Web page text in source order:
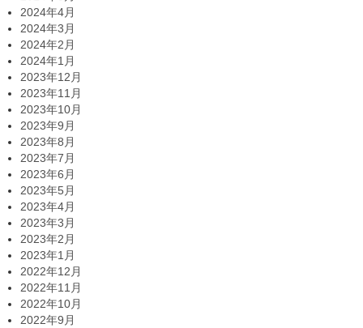
2024年4月
2024年3月
2024年2月
2024年1月
2023年12月
2023年11月
2023年10月
2023年9月
2023年8月
2023年7月
2023年6月
2023年5月
2023年4月
2023年3月
2023年2月
2023年1月
2022年12月
2022年11月
2022年10月
2022年9月